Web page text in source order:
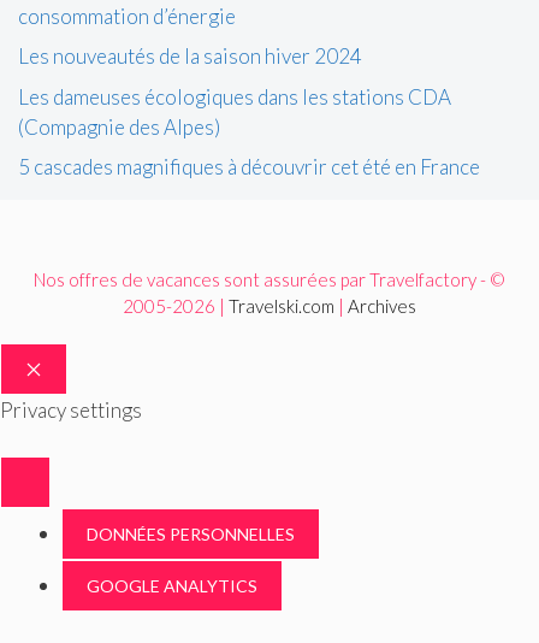
consommation d’énergie
Les nouveautés de la saison hiver 2024
Les dameuses écologiques dans les stations CDA
(Compagnie des Alpes)
5 cascades magnifiques à découvrir cet été en France
Nos offres de vacances sont assurées par Travelfactory - ©
2005-2026 | Travelski.com Archives
FERMER
Privacy settings
DONNÉES PERSONNELLES
GOOGLE ANALYTICS